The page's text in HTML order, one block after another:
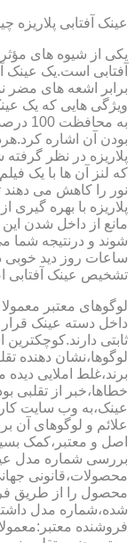
عینک آفتابی پلاریزه
یکی از شیوه های
آفتابی است.یک عینک
برابر اشعه های مضر
ویژگی هایی که یک
به
بودن آن اشاره
پلاریزه در نظر
که لنز آن ها با یک
نور را کاهش می دهند
پلاریزه با بهره گیری
مانع از داخل شدن
شوند و درنتیجه شما
ساعات روز دید خوبی
تشخیص عینک آفتابی
لوگوهای معتبر
داخل دسته عینک قرار
ثابتی دارند.کوچکترین
لوگوها،نشان دهنده
برند،غلط املایی
خطاها،خبر از تقلبی
عینک،به وب سایت
علائم و لوگوهای آن
اصل و معتبر،کمک
بررسی شماره مدل
محصولات،قانونی
محصول را از طریق
شده،شماره مدل
فروشنده